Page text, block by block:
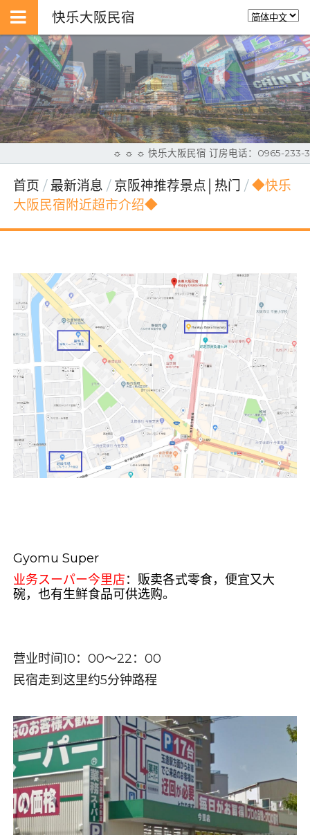
快乐大阪民宿
☼ ☼ ☼ 快乐大阪民宿 订房电话：0965-233-
首页 最新消息 京阪神推荐景点│热门
◆快乐
大阪民宿附近超市介绍◆
Gyomu Super
业务スーパー今里店：贩卖各式零食，便宜又大
碗，也有生鲜食品可供选购。
营业时间10： 00～22： 00
民宿走到这里约5分钟路程